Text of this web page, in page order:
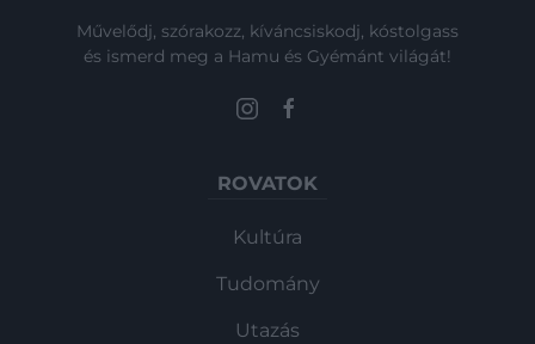
Művelődj, szórakozz, kíváncsiskodj, kóstolgass
és ismerd meg a Hamu és Gyémánt világát!
ROVATOK
Kultúra
Tudomány
Utazás